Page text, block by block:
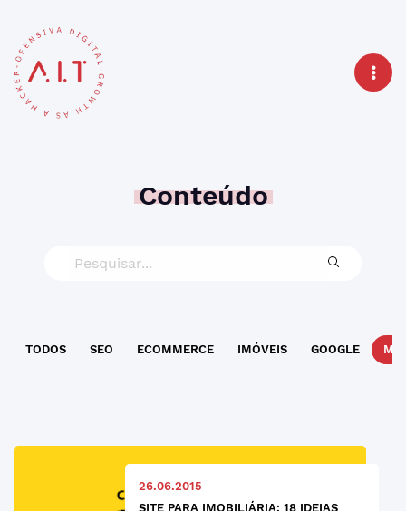
Conteúdo
TODOS SEO ECOMMERCE IMÓVEIS GOOGLE
26.06.2015
SITE PARA IMOBILIÁRIA: 18 IDEIAS